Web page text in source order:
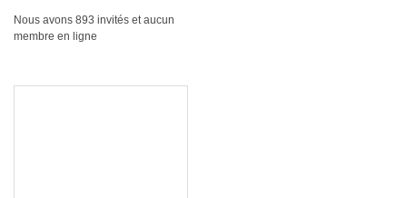
Nous avons 893 invités et aucun
membre en ligne